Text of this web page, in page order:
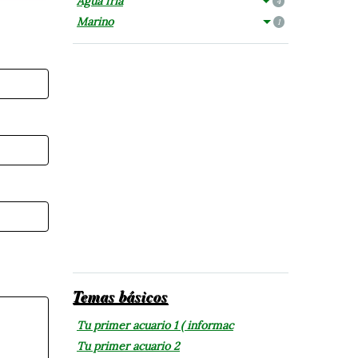
Marino 1
Temas básicos
Tu primer acuario 1 ( informac
Tu primer acuario 2